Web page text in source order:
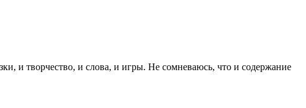
и творчество, и слова, и игры. Не сомневаюсь, что и содержание